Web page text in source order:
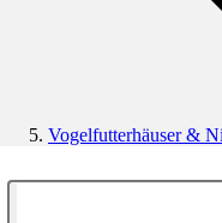
Vogelfutterhäuser &